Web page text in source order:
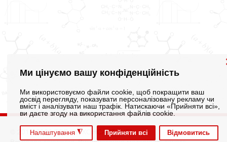
Ми цінуємо вашу конфіденційність
Ми використовуємо файли cookie, щоб покращити ваш
досвід перегляду, показувати персоналізовану рекламу чи
вміст і аналізувати наш трафік. Натискаючи «Прийняти всі»,
ви даєте згоду на використання файлів cookie.
Налаштування ◮ Прийняти всі Відмовитись
© 2012-2026 ТОВ "ІН КОНСАЛТИНГ"